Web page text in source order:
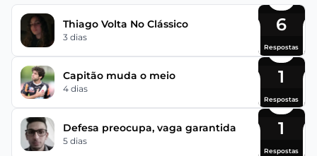
Thiago Volta No Clássico
3 dias
6
Respostas
Capitão muda o meio
4 dias
1
Respostas
Defesa preocupa, vaga garantida
5 dias
1
Respostas